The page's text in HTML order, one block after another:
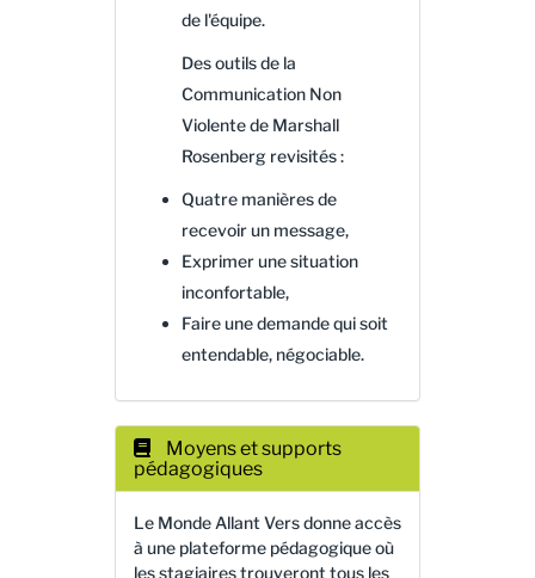
de l'équipe.
Des outils de la
Communication Non
Violente de Marshall
Rosenberg revisités :
Quatre manières de
recevoir un message,
Exprimer une situation
inconfortable,
Faire une demande qui soit
entendable, négociable.
Moyens et supports
pédagogiques
Le Monde Allant Vers donne accès
à une plateforme pédagogique où
les stagiaires trouveront tous les